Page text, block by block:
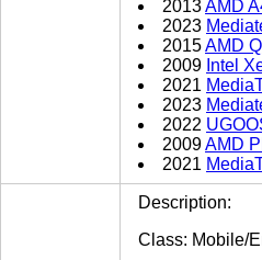
2013AMD
2023
2015AMD
2009 Intel
2021
2023
2022
2009AMD
2021
Description:
Class: Mobile/